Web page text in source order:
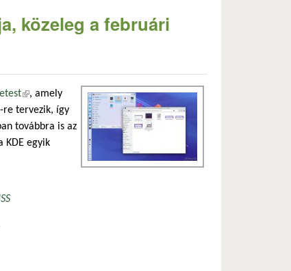
közeleg a februári
(külső hivatkozás)
, amely
re tervezik, így
továbbra is az
KDE egyik
kapcsolatosan